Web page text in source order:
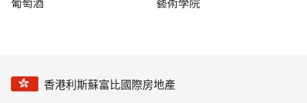
香港利斯蘇富比國際房地產